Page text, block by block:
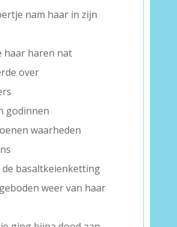
nam haar in zijn
haar haren nat
over
godinnen
waarheden
basaltkeienketting
weer van haar